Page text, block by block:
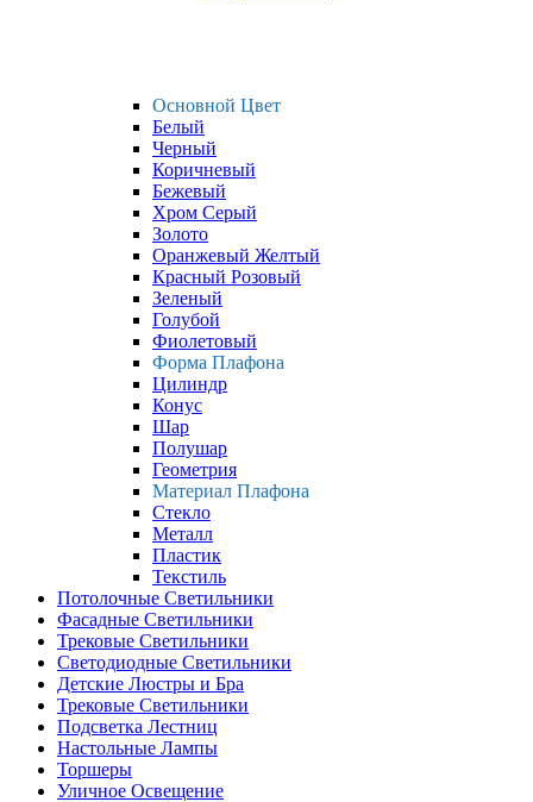
Основной Цвет
Белый
Черный
Коричневый
Бежевый
Хром Серый
Золото
Оранжевый Желтый
Красный Розовый
Зеленый
Голубой
Фиолетовый
Форма Плафона
Цилиндр
Конус
Шар
Полушар
Геометрия
Материал Плафона
Стекло
Металл
Пластик
Текстиль
Потолочные Светильники
Фасадные Светильники
Трековые Светильники
Светодиодные Светильники
Детские Люстры и Бра
Трековые Светильники
Подсветка Лестниц
Настольные Лампы
Торшеры
Уличное Освещение